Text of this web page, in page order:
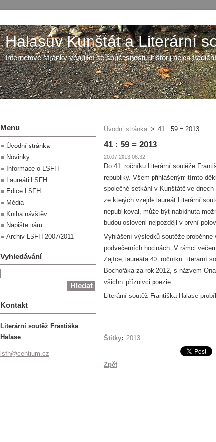
Halasův Kunštát a Literární
Internetové stránky věnující se současnosti i historii nejen
Úvodní stránka > 41 : 59 = 2013
41 : 59 = 2013
20.07.2013 06:32
Do 41. ročníku Literární soutěže
republiky. Všem přihlášeným tímto
společné setkání v Kunštátě ve
ze kterých vzejde laureát Literární
nepublikoval, může být nabídnuta
budou osloveni nejpozději v první
Vyhlášení výsledků soutěže
podvečerních hodinách. V rámci
Zajíce, laureáta 40. ročníku Literární
Bochořáka za rok 2012, s názvem
všichni příznivci poezie.
Literární soutěž Františka Halase
Štítky: 2013
Zpět
Menu
Úvodní stránka
Novinky
Informace o LSFH
Laureáti LSFH
Edice LSFH
Média
Kniha návštěv
Napište nám
Archiv LSFH 2007/2011
Vyhledávání
Kontakt
Literární soutěž Františka
Halase
lsfh@centrum.cz